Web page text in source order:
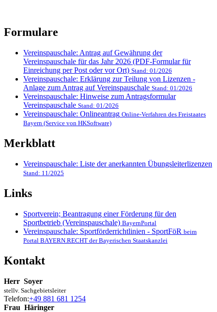
Formulare
Vereinspauschale: Antrag auf Gewährung der
Vereinspauschale für das Jahr 2026 (PDF-Formular für
Einreichung per Post oder vor Ort) Stand: 01/2026
Vereinspauschale: Erklärung zur Teilung von Lizenzen -
Anlage zum Antrag auf Vereinspauschale Stand: 01/2026
Vereinspauschale: Hinweise zum Antragsformular
Vereinspauschale Stand: 01/2026
Vereinspauschale: Onlineantrag Online-Verfahren des Freistaates
Bayern (Service von HKSoftware)
Merkblatt
Vereinspauschale: Liste der anerkannten Übungsleiterlizenzen
Stand: 11/2025
Links
Sportverein; Beantragung einer Förderung für den
Sportbetrieb (Vereinspauschale) BayernPortal
Vereinspauschale: Sportförderrichtlinien - SportFöR beim
Portal BAYERN.RECHT der Bayerischen Staatskanzlei
Kontakt
Herr Soyer
stellv. Sachgebietsleiter
Telefon:+49 881 681 1254
Frau Häringer